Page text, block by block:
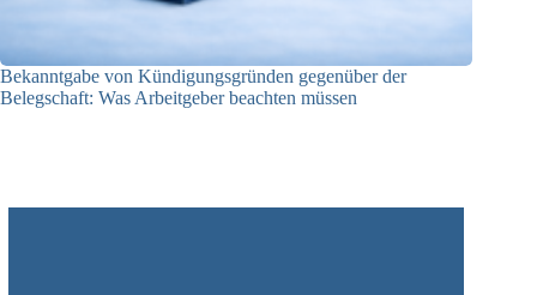
Bekanntgabe von Kündigungsgründen gegenüber der
Belegschaft: Was Arbeitgeber beachten müssen